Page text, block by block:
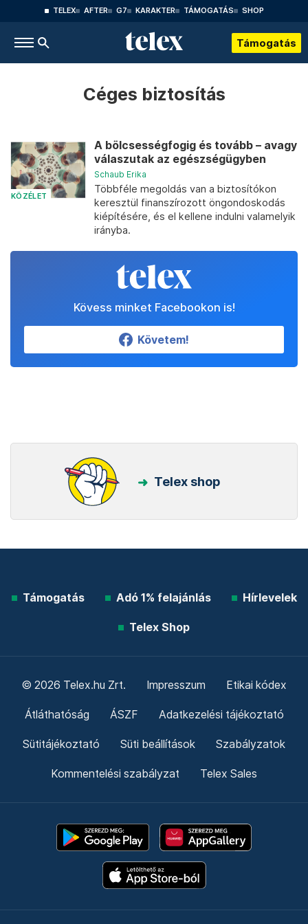
TELEX AFTER G7 KARAKTER TÁMOGATÁS SHOP
Támogatás
Céges biztosítás
KÖZÉLET
A bölcsességfogig és tovább – avagy
válaszutak az egészségügyben
Schaub Erika
Többféle megoldás van a biztosítókon
keresztül finanszírozott öngondoskodás
kiépítésére, és el kellene indulni valamelyik
irányba.
Kövess minket Facebookon is!
Követem!
Telex shop
Támogatás Adó 1% felajánlás Hírlevelek
Telex Shop
© 2026 Telex.hu Zrt. Impresszum Etikai kódex
Átláthatóság ÁSZF Adatkezelési tájékoztató
Sütitájékoztató Süti beállítások Szabályzatok
Kommentelési szabályzat Telex Sales